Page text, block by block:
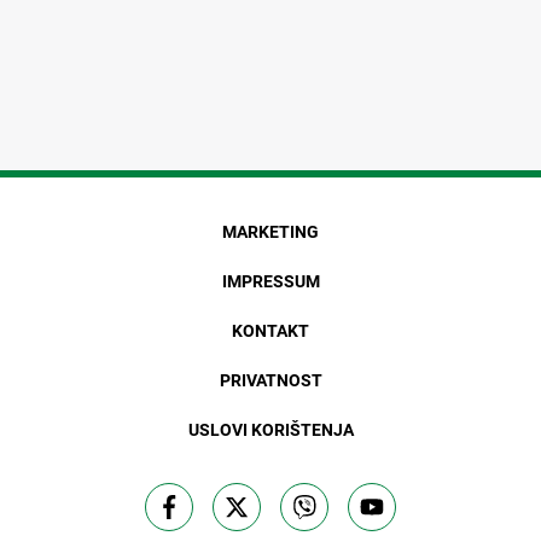
MARKETING
IMPRESSUM
KONTAKT
PRIVATNOST
USLOVI KORIŠTENJA